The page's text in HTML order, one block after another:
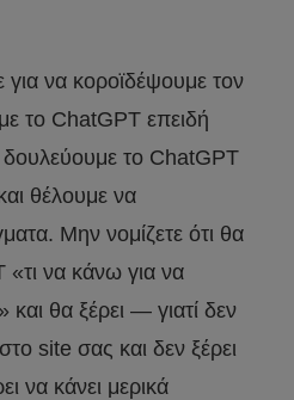
να κοροϊδέψουμε τον
το ChatGPT επειδή
δουλεύουμε το ChatGPT
και θέλουμε να
Μην νομίζετε ότι θα
να κάνω για να
θα ξέρει — γιατί δεν
site σας και δεν ξέρει
να κάνει μερικά